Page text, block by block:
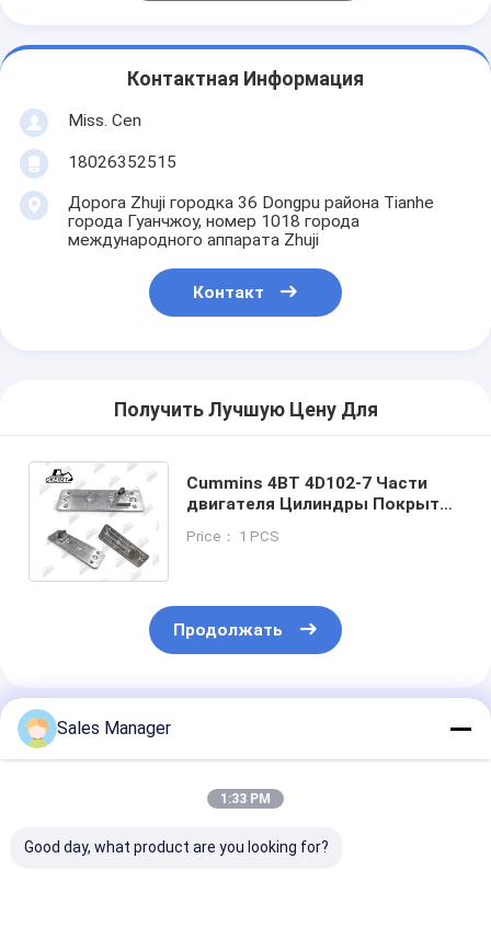
Контактная Информация
Miss. Cen
18026352515
Дорога Zhuji городка 36 Dongpu района Tianhe
города Гуанчжоу, номер 1018 города
международного аппарата Zhuji
Контакт
Получить Лучшую Цену Для
Cummins 4BT 4D102-7 Части
двигателя Цилиндры Покрытие
5317884 4063233
Price： 1 PCS
Продолжать
Порекомендованные Продукты
Sales Manager
1:33 PM
Good day, what product are you looking for?